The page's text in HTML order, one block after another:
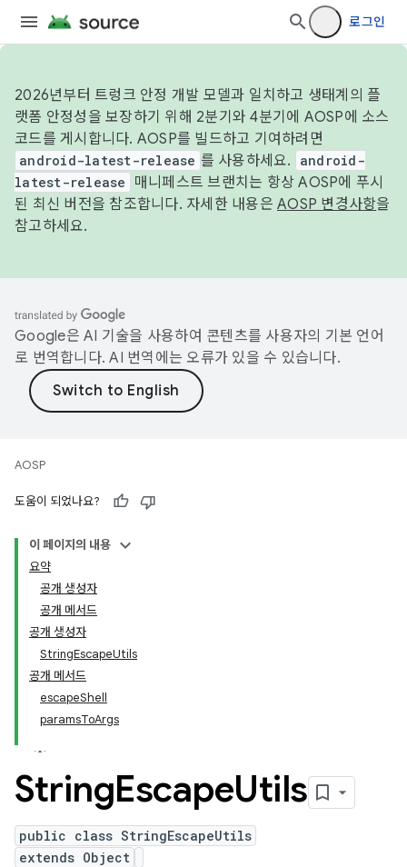
로그인
2026년부터 트렁크 안정 개발 모델과 일치하고 생태계의 플
랫폼 안정성을 보장하기 위해 2분기와 4분기에 AOSP에 소스
코드를 게시합니다. AOSP를 빌드하고 기여하려면
android-latest-release 를 사용하세요.
android-
latest-release
매니페스트 브랜치는 항상 AOSP에 푸시
된 최신 버전을 참조합니다. 자세한 내용은 AOSP 변경사항을
참고하세요.
Google은 AI 기술을 사용하여 콘텐츠를 사용자의 기본 언어
로 번역합니다. AI 번역에는 오류가 있을 수 있습니다.
AOSP
도움이 되었나요?
이 페이지의 내용
요약
공개 생성자
공개 메서드
공개 생성자
StringEscapeUtils
공개 메서드
escapeShell
paramsToArgs
StringEscapeUtils
public class StringEscapeUtils
extends Object